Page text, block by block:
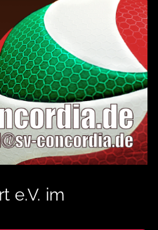
e.V. im